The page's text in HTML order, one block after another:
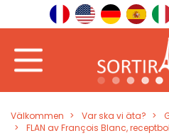
Välkommen Var ska vi äta?
FLAN av François Blanc,